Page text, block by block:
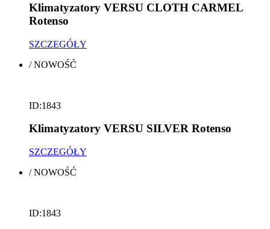
Klimatyzatory VERSU CLOTH CARMEL
Rotenso
SZCZEGÓŁY
/NOWOŚĆ
ID:1843
Klimatyzatory VERSU SILVER Rotenso
SZCZEGÓŁY
/NOWOŚĆ
ID:1843